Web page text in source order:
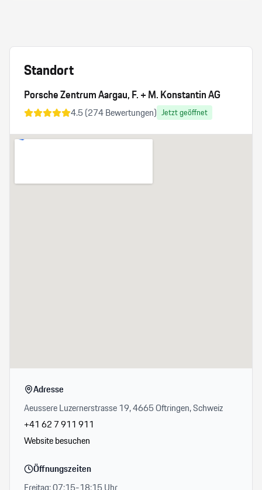
Standort
Porsche Zentrum Aargau, F. + M. Konstantin AG
4.5(274Bewertungen) Jetzt geöffnet
Adresse
Aeussere Luzernerstrasse 19, 4665 Oftringen, Schweiz
+41 62 7 911 911
Website besuchen
Öffnungszeiten